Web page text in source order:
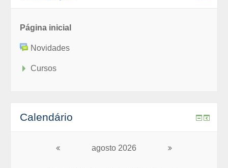
Página inicial
Novidades
Cursos
Calendário
agosto 2026